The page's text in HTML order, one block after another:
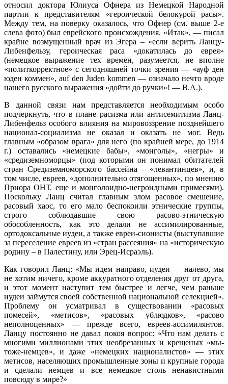
относил доктора Юлиуса Офнера из Немецкой Народной
партии к представителям «героической белокурой расы».
Между тем, на поверку оказалось, что Офнер (см. выше 2-е
слева фото) был еврейского происхождения. «Итак», — писал
крайне возмущенный врач из Эгера – «если верить Ланцу-
Либенфельзу, героическая раса «докатилась до еврея»
(немецкое выражение тех времен, разумеется, не вполне
«политкорректное» с сегодняшней точки зрения — «ауф ден
юден коммен», auf den Juden kommen — означало нечто вроде
нашего русского выражения «дойти до ручки»! — В.А.).
В данной связи нам представляется необходимым особо
подчеркнуть, что в плане расизма или антисемитизма Ланц-
Либенфельз особого влияния на мировоззрение позднейшего
национал-социализма не оказал и оказать не мог. Ведь
главным «образом врага» для него (по крайней мере, до 1914
г.) оставались «немецкие бабы», «монголы», «негры» и
«средиземноморцы» (под которыми он понимал обитателей
стран Средиземноморского бассейна – «левантинцев», и, в
том числе, евреев, «дополнительно отягощенных», по мнению
Приора ОНТ. еще и монголоидно-негроидными примесями).
Поскольку Ланц считал главным злом расовое смешение,
расовый хаос, то его мало беспокоили этнические группы,
строго соблюдавшие свою расово-этническую
обособленность, как это делали не ассимилированные,
ортодоксальные иудеи, а также евреи-сионисты (выступавшие
за переселение евреев из «стран рассеяния» на «историческую
родину – в Палестину, или Эрец-Исраэль).
Как говорил Ланц: «Мы идем направо, иудеи — налево, мы
не хотим ничего, кроме аккуратного отделения друг от друга,
и этот момент наступит тем быстрее и легче, чем раньше
иудеи займутся своей собственной национальной селекцией».
Проблему он усматривал в существовании «расовых
помесей», «метисов», «расовых ублюдков», «расово
неполноценных» — прежде всего, евреев-ассимилянтов.
Ланцу постоянно не давал покоя вопрос: «Что нам делать с
многими миллионами этих необрезанных и крещеных «мы-
тоже-немцев», и даже «немецких националистов» — этих
метисов, населяющих промышленные зоны и крупные города
и сделали немцев и все немецкое столь ненавистными
повсюду в мире?»